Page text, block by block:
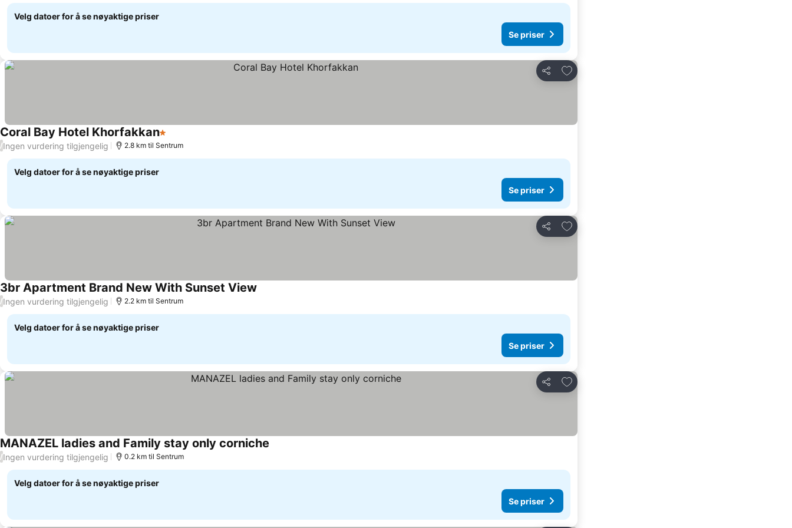
Velg datoer for å se nøyaktige priser
Se priser
Del
Legg til i favoritter
Coral Bay Hotel Khorfakkan1 Stjerner
/Ingen vurdering tilgjengelig 2.8 km til Sentrum
Velg datoer for å se nøyaktige priser
Se priser
Del
Legg til i favoritter
3br Apartment Brand New With Sunset View
/Ingen vurdering tilgjengelig 2.2 km til Sentrum
Velg datoer for å se nøyaktige priser
Se priser
Del
Legg til i favoritter
MANAZEL ladies and Family stay only corniche
/Ingen vurdering tilgjengelig 0.2 km til Sentrum
Velg datoer for å se nøyaktige priser
Se priser